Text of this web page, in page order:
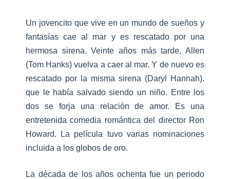
Un jovencito que vive en un mundo de sueños y
fantasías cae al mar y es rescatado por una
hermosa sirena. Veinte años más tarde, Allen
(Tom Hanks) vuelva a caer al mar. Y de nuevo es
rescatado por la misma sirena (Daryl Hannah).
que le había salvado siendo un niño. Entre los
dos se forja una relación de amor. Es una
entretenida comedia romántica del director Ron
Howard. La película tuvo varias nominaciones
incluida a los globos de oro.
La década de los años ochenta fue un periodo